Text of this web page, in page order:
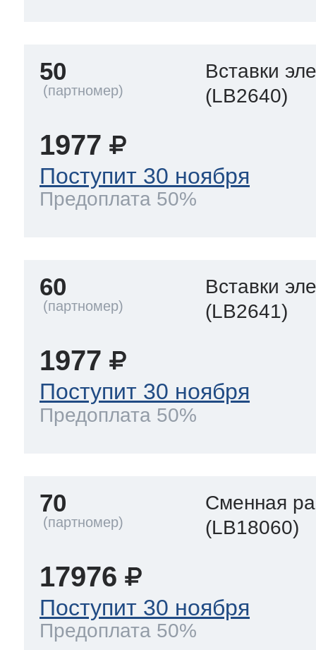
50
Вставки
(LB2640)
1977
Поступит 30 ноября
Предоплата 50%
60
Вставки
(LB2641)
1977
Поступит 30 ноября
Предоплата 50%
70
Сменная
(LB18060)
17976
Поступит 30 ноября
Предоплата 50%